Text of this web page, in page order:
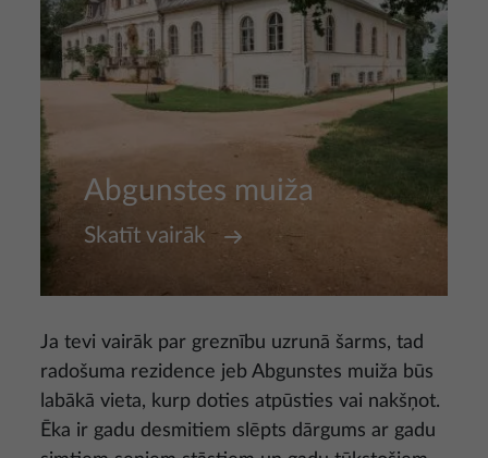
Abgunstes muiža
Skatīt vairāk
Ja tevi vairāk par greznību uzrunā šarms, tad
radošuma rezidence jeb Abgunstes muiža būs
labākā vieta, kurp doties atpūsties vai nakšņot.
Ēka ir gadu desmitiem slēpts dārgums ar gadu